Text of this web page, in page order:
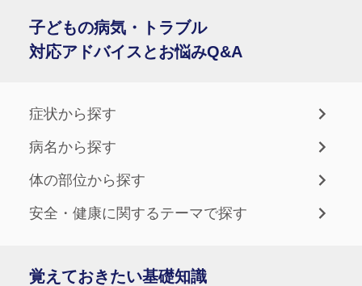
子どもの病気・トラブル
対応アドバイスとお悩みQ&A
症状から探す
病名から探す
体の部位から探す
安全・健康に関するテーマで探す
覚えておきたい基礎知識